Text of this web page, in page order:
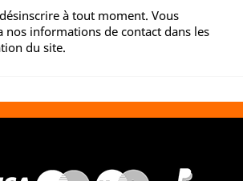
à tout moment. Vous
nos informations de contact dans les
du site.